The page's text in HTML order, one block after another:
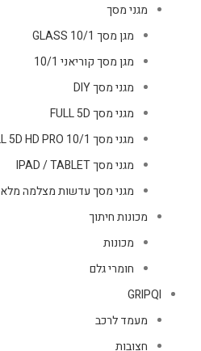
מגני מסך
מגן מסך GLASS 10/1
מגן מסך קוריאני 10/1
מגני מסך DIY
מגני מסך FULL 5D
מגני מסך FULL 5D HD PRO 10/1
מגני מסך IPAD / TABLET
מגני מסך עדשות מצלמה מלא
מכונות חיתוך
מכונות
חומרי גלם
GRIPQI
מעמד לרכב
חצובות